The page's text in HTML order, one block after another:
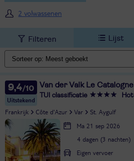
2 volwassenen
Filteren Lijst
9,4
Uitstekend
Van der Valk Le Catalogne
TUI classificatie
Frankrijk Côte d'Azur Var St. Aygulf
Ma 21 sep 2026
4 dagen (3 nachten)
Eigen vervoer